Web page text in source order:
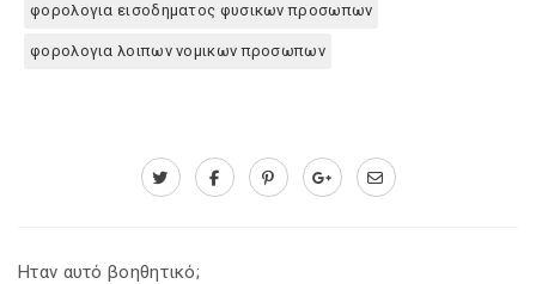
φορολογια εισοδηματος φυσικων προσωπων
φορολογια λοιπων νομικων προσωπων
Ηταν αυτό βοηθητικό;